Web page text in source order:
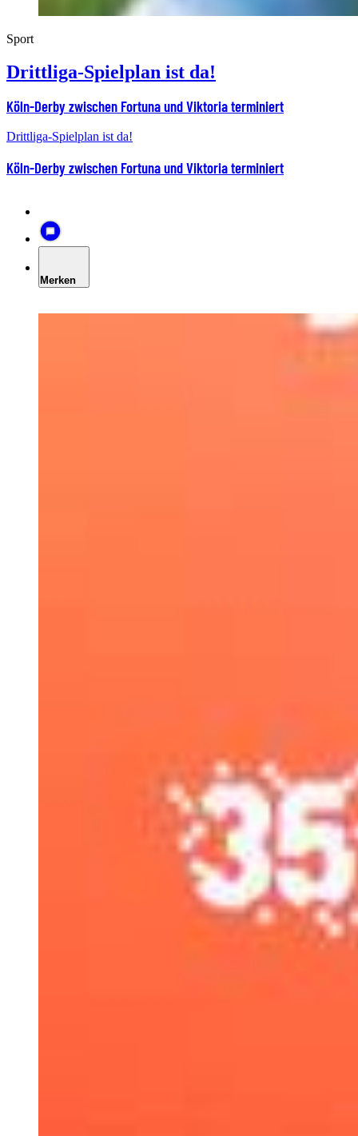
Sport
Drittliga-Spielplan ist da!
Köln-Derby zwischen Fortuna und Viktoria terminiert
Drittliga-Spielplan ist da!
Köln-Derby zwischen Fortuna und Viktoria terminiert
Merken